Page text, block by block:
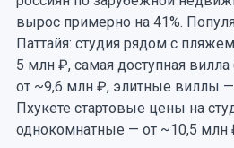
вырос примерно на 41%.
Паттайя: студия рядом с
5 млн ₽, самая доступная
от ~9,6 млн ₽, элитные виллы
Пхукете стартовые цены на
однокомнатные — от ~10,5 млн